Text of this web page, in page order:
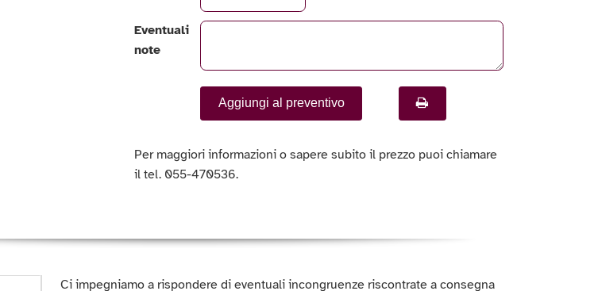
Eventuali
note
Aggiungi al preventivo
Per maggiori informazioni o sapere subito il prezzo puoi chiamare
il tel. 055-470536.
Ci impegniamo a rispondere di eventuali incongruenze riscontrate a consegna